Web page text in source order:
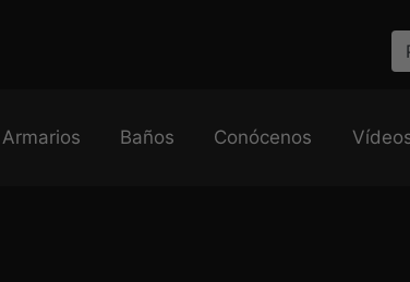
Armarios Baños Conócenos